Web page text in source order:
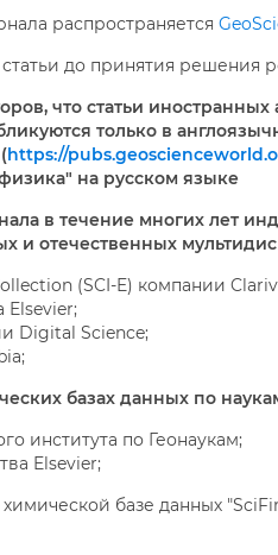
распространяется
до принятия решения
что статьи
только в
https://
на русском языке
в течение многих лет
и отечественных
(SCI-E) компании
Elsevier;
Digital Science;
базах данных по
института по Геонаукам;
Elsevier;
базе данных